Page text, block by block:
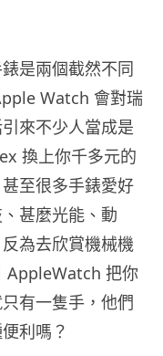
是兩個截然不同
Watch 會對瑞
來不少人當成是
換上你千多元的
至很多手錶愛好
甚麼光能、動
為去欣賞機械機
AppleWatch 把你
有一隻手，他們
利嗎？